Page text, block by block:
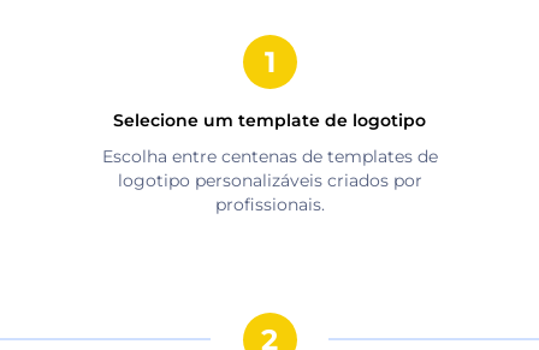
Selecione um template de logotipo
Escolha entre centenas de templates de
logotipo personalizáveis criados por
profissionais.